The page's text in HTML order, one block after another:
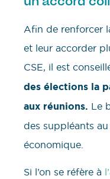
Afin de renforcer
et leur accorder
CSE, il est
des élections la
aux réunions. Le
des suppléants
économique.
Si l’on se réfère à